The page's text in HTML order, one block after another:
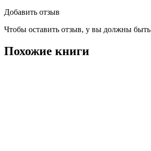
Добавить отзыв
Чтобы оставить отзыв, у вы должны быть
Похожие книги